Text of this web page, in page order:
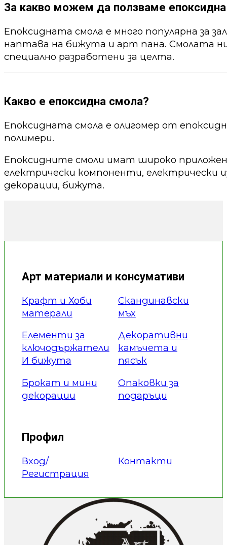
За какво можем да ползваме
Епоксидната смола е много популярна за
наптава на бижута и арт пана. Смолата
специално разработени за целта.
Какво е епоксидна смола?
Епоксидната смола е олигомер от
полимери.
Епоксидните смоли имат широко
електрически компоненти, електрически
декорации, бижута.
Арт материали и консумативи
Крафт и Хоби
матерали
Елементи за
ключодържатели
И бижута
Брокат и мини
декорации
Скандинавски
мъх
Декоративни
камъчета и
пясък
Опаковки за
подаръци
Профил
Вход/
Регистрация
Контакти